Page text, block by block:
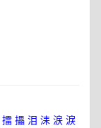
擂 攂 泪 洡 涙 淚